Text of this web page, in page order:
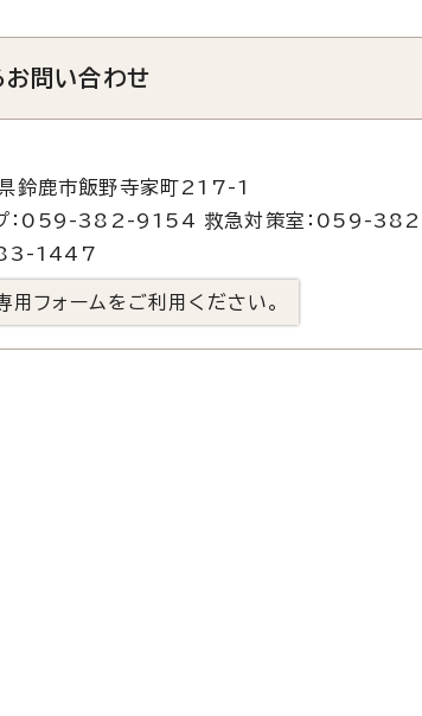
お問い合わせ
鹿市飯野寺家町217-1
プ：059-382-9154 救急対策室：059-
1447
フォームをご利用ください。